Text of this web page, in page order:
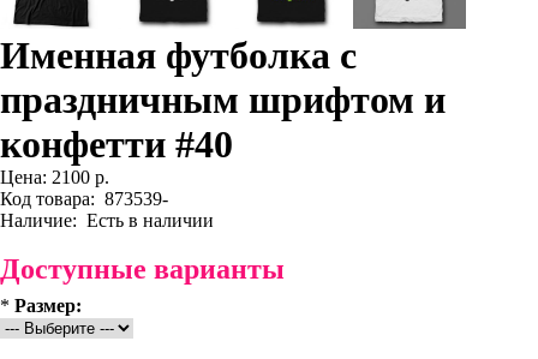
Именная футболка с
праздничным шрифтом и
конфетти #40
Цена: 2100 р.
Код товара: 873539-
Наличие: Есть в наличии
Доступные варианты
* Размер: